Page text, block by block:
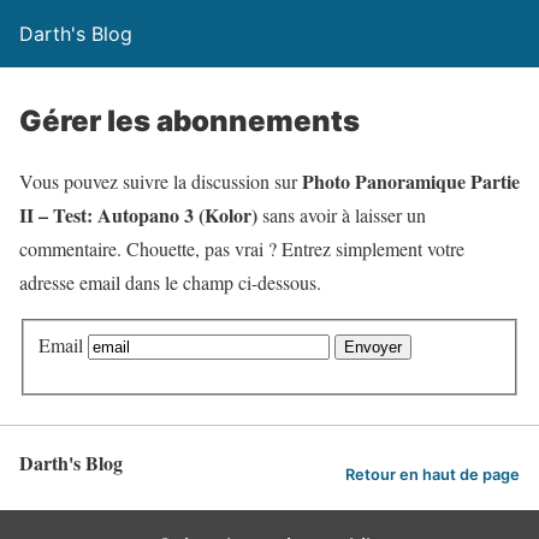
Darth's Blog
Gérer les abonnements
Vous pouvez suivre la discussion surPhoto Panoramique Partie
II – Test: Autopano 3 (Kolor)sans avoir à laisser un
commentaire. Chouette, pas vrai ? Entrez simplement votre
adresse email dans le champ ci-dessous.
Email
Darth's Blog Retour en haut de page